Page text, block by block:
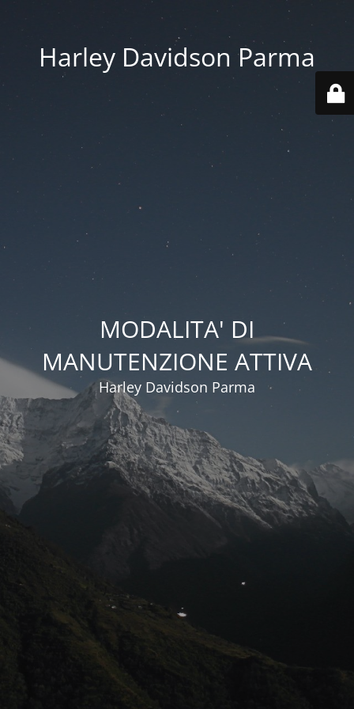
Harley Davidson Parma
MODALITA' DI
MANUTENZIONE ATTIVA
Harley Davidson Parma